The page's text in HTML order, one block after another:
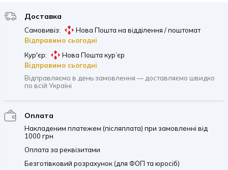
Доставка
Самовивіз:
Нова Пошта на відділення / поштомат
Відправимо сьогодні
Кур'єр:
Нова Пошта кур’єр
Відправимо сьогодні
Відправляємо в день замовлення — доставляємо швидко
по всій Україні
Оплата
Накладеним платежем (післяплата) при замовленні від
1000 грн
Оплата за реквізитами
Безготівковий розрахунок (для ФОП та юросіб)